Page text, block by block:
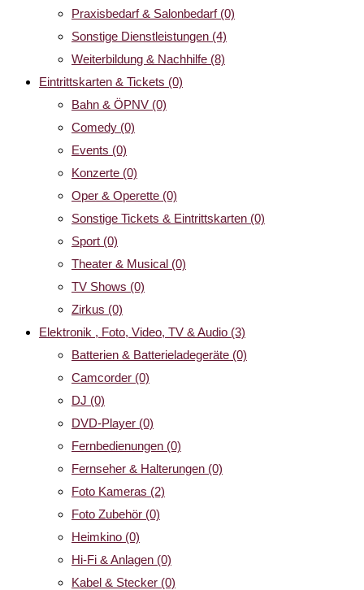
Praxisbedarf & Salonbedarf (0)
Sonstige Dienstleistungen (4)
Weiterbildung & Nachhilfe (8)
Eintrittskarten & Tickets (0)
Bahn & ÖPNV (0)
Comedy (0)
Events (0)
Konzerte (0)
Oper & Operette (0)
Sonstige Tickets & Eintrittskarten (0)
Sport (0)
Theater & Musical (0)
TV Shows (0)
Zirkus (0)
Elektronik , Foto, Video, TV & Audio (3)
Batterien & Batterieladegeräte (0)
Camcorder (0)
DJ (0)
DVD-Player (0)
Fernbedienungen (0)
Fernseher & Halterungen (0)
Foto Kameras (2)
Foto Zubehör (0)
Heimkino (0)
Hi-Fi & Anlagen (0)
Kabel & Stecker (0)